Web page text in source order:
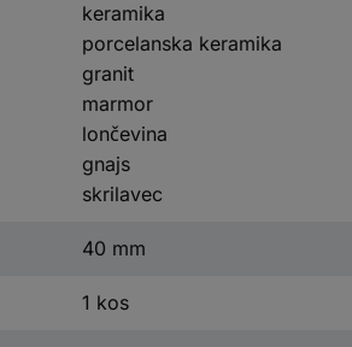
keramika
porcelanska keramika
granit
marmor
lončevina
gnajs
skrilavec
40 mm
1 kos